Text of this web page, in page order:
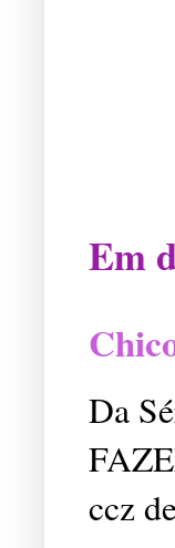
Em
Da
ccz